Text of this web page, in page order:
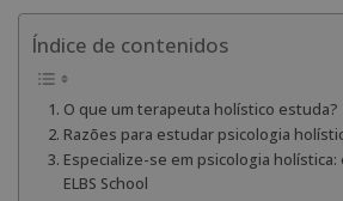
Índice de contenidos
O que um terapeuta holístico estuda?
Razões para estudar psicologia
Especialize-se em psicologia
ELBS School